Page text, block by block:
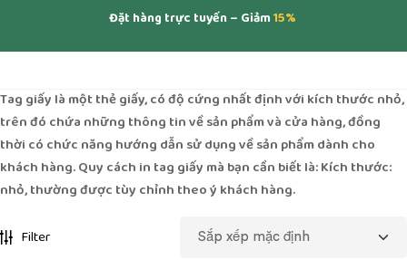
Đặt hàng trực tuyến – Giảm15%
Tag giấy là một thẻ giấy, có độ cứng nhất định với kích thước nhỏ,
trên đó chứa những thông tin về sản phẩm và cửa hàng, đồng
thời có chức năng hướng dẫn sử dụng về sản phẩm dành cho
khách hàng. Quy cách in tag giấy mà bạn cần biết là: Kích thước:
nhỏ, thường được tùy chỉnh theo ý khách hàng.
Filter